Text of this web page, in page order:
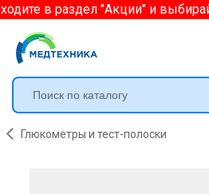
в раздел "Акции" и
Глюкометры и тест-полоски